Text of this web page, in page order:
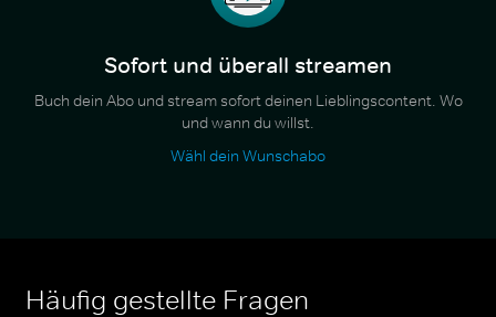
Sofort und überall streamen
Buch dein Abo und stream sofort deinen Lieblingscontent. Wo
und wann du willst.
Wähl dein Wunschabo
Häufig gestellte Fragen